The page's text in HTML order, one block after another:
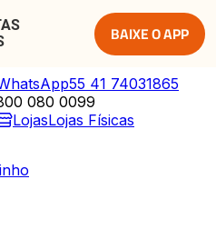
BAIXE O APP
55 41 74031865
080 0099
LojasLojas Físicas